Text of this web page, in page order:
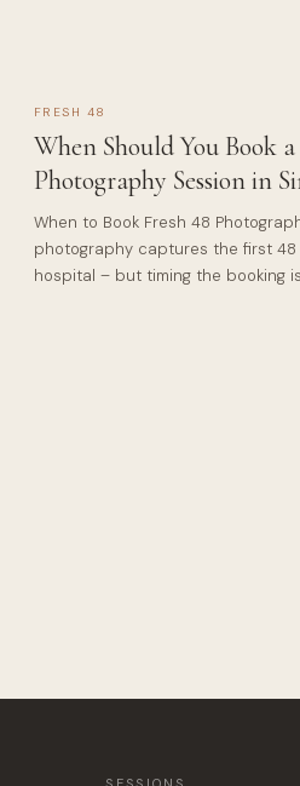
FRESH 48
When Should You Book a
Photography Session in
When to Book Fresh 48
photography captures the first
hospital – but timing the booking